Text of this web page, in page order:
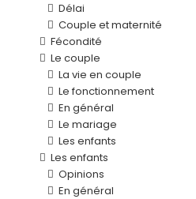
Délai
Couple et maternité
Fécondité
Le couple
La vie en couple
Le fonctionnement
En général
Le mariage
Les enfants
Les enfants
Opinions
En général